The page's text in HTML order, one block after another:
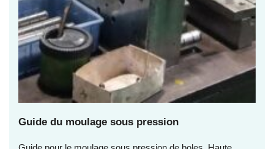
Guide du moulage sous pression